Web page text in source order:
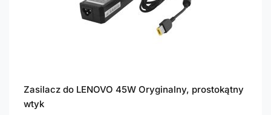
Zasilacz do LENOVO 45W Oryginalny, prostokątny
wtyk